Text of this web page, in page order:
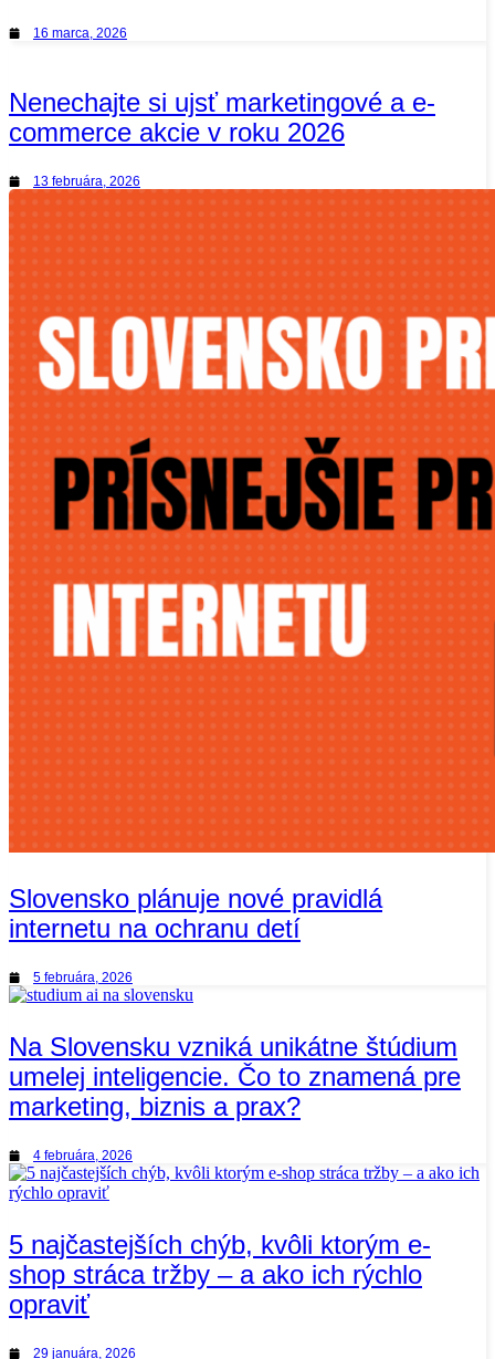
16 marca, 2026
Nenechajte si ujsť marketingové a e-
commerce akcie v roku 2026
13 februára, 2026
Slovensko plánuje nové pravidlá
internetu na ochranu detí
5 februára, 2026
Na Slovensku vzniká unikátne štúdium
umelej inteligencie. Čo to znamená pre
marketing, biznis a prax?
4 februára, 2026
5 najčastejších chýb, kvôli ktorým e-
shop stráca tržby – a ako ich rýchlo
opraviť
29 januára, 2026